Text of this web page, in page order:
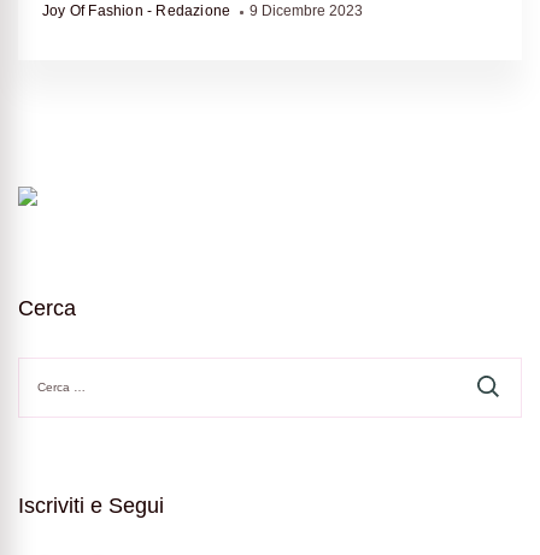
Joy Of Fashion - Redazione 9 Dicembre 2023
Cerca
per:
Iscriviti e Segui